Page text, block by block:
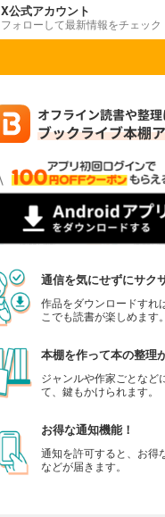
X公式アカウント
フォローして最新情報をチェック
通信を気にせずにサク
作品をダウンロードすれ
こでも読書が楽しめます。
本棚を作って本の整理
ジャンルや作家ごとなど
て、鍵もかけられます。
お得な通知機能！
通知を許可すると、お得
などが届きます。